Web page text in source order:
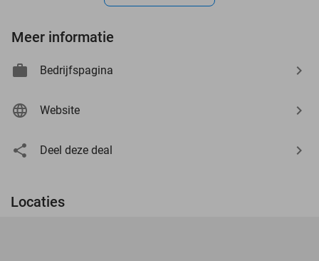
Meer informatie
Bedrijfspagina
Website
Deel deze deal
Locaties